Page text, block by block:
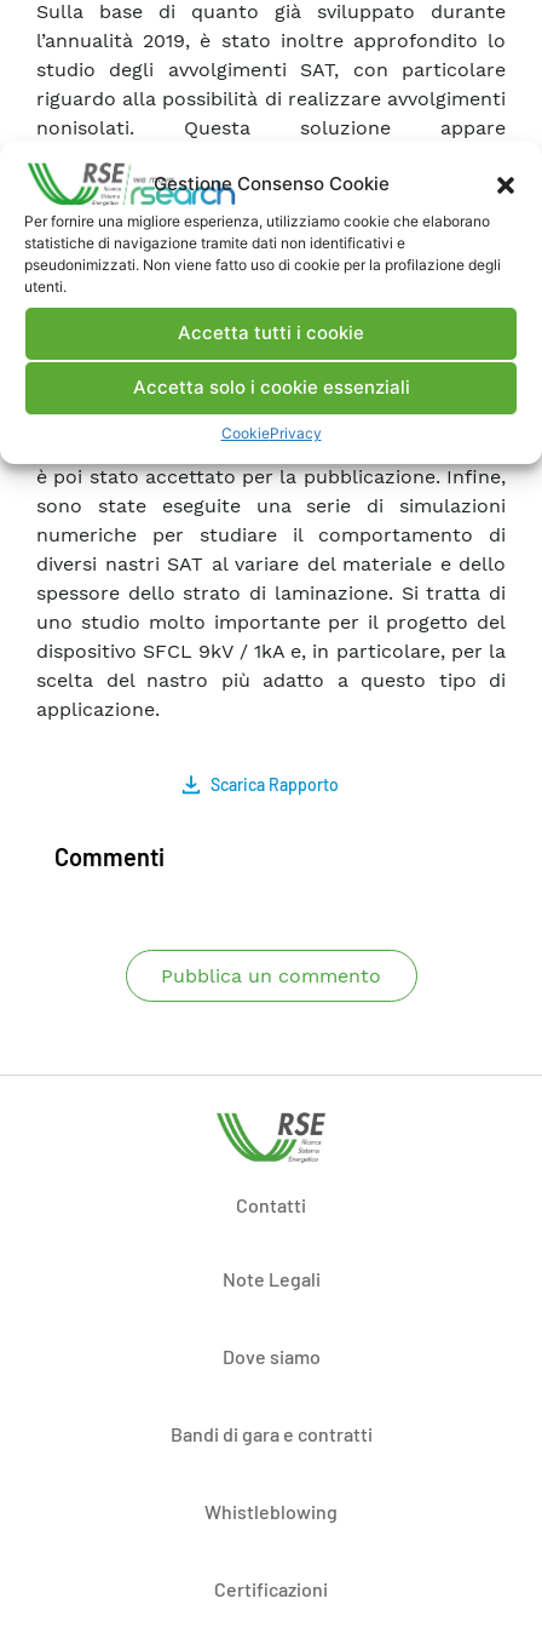
Gestione Consenso Cookie
Per fornire una migliore esperienza, utilizziamo cookie che elaborano
statistiche di navigazione tramite dati non identificativi e
pseudonimizzati. Non viene fatto uso di cookie per la profilazione degli
utenti.
Accetta tutti i cookie
Accetta solo i cookie essenziali
CookiePrivacy
Sulla base di quanto già sviluppato durante
l’annualità 2019, è stato inoltre approfondito lo
studio degli avvolgimenti SAT, con particolare
riguardo alla possibilità di realizzare avvolgimenti
nonisolati. Questa soluzione appare
particolarmente conveniente per la stabilità
termica degli avvolgimenti in caso di
quench,
tuttavia porta con sé anche una complicazione:
la corrente tende a distribuirsi tra gli strati di
nastro superconduttore anche prima che le
condizioni diquenchvengano raggiunte. Tutti
questi aspetti sono stati considerati con la
collaborazione dell’Università di Bologna,
giungendo a riassumere i risultati principali in un
articolo sottomesso alla conferenza virtuale
Applied Superconductivity Conference
è poi stato accettato per la pubblicazione. Infine,
sono state eseguite una serie di simulazioni
numeriche per studiare il comportamento di
diversi nastri SAT al variare del materiale e dello
spessore dello strato di laminazione. Si tratta di
uno studio molto importante per il progetto del
dispositivo SFCL 9kV / 1kA e, in particolare, per la
scelta del nastro più adatto a questo tipo di
applicazione.
Scarica Rapporto
Commenti
Pubblica un commento
Contatti
Note Legali
Dove siamo
Bandi di gara e contratti
Whistleblowing
Certificazioni